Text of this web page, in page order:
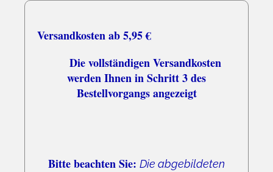
Versandkosten ab 5,95 €
Die vollständigen Versandkosten
werden Ihnen in Schritt 3 des
Bestellvorgangs angezeigt
Bitte beachten Sie: Die abgebildeten